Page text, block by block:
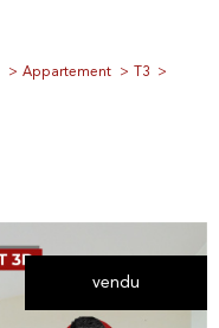
Appartement
T3
vendu